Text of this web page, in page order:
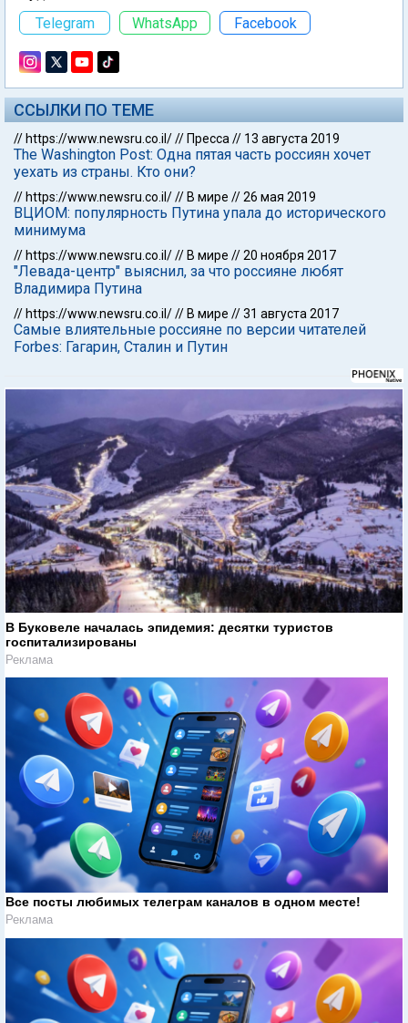
Telegram
WhatsApp Facebook
ССЫЛКИ ПО ТЕМЕ
// https://www.newsru.co.il/// Пресса // 13 августа 2019
The Washington Post: Одна пятая часть россиян хочет
уехать из страны. Кто они?
// https://www.newsru.co.il/// В мире //26 мая 2019
ВЦИОМ: популярность Путина упала до исторического
минимума
// https://www.newsru.co.il/// В мире //20 ноября 2017
"Левада-центр" выяснил, за что россияне любят
Владимира Путина
// https://www.newsru.co.il/// В мире //31 августа 2017
Самые влиятельные россияне по версии читателей
Forbes: Гагарин, Сталин и Путин
В Буковеле началась эпидемия: десятки туристов
госпитализированы
Реклама
Все посты любимых телеграм каналов в одном месте!
Реклама